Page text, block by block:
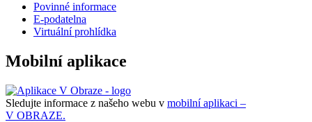
Povinné informace
E-podatelna
Virtuální prohlídka
Mobilní aplikace
Sledujte informace z našeho webu v mobilní aplikaci –
V OBRAZE.